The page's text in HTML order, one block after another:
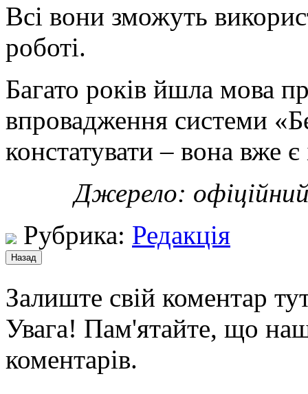
Всі вони зможуть
роботі.
Багато років йшла мова
впровадження системи
констатувати – вона вже
Джерело:
Рубрика: Редакція
Залиште свій коментар
Увага! Пам'ятайте, що
коментарів.